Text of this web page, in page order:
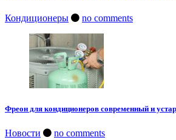
Кондиционеры no comments
Фреон для кондиционеров современный и
Новости no comments